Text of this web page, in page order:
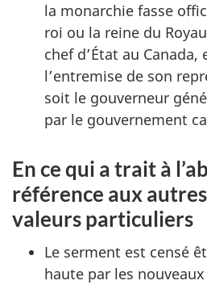
la monarchie fasse
roi ou la reine du
chef d’État au
l’entremise de son
soit le gouverneur
par le gouvernement
En ce qui a trait à
référence aux
valeurs particuliers
Le serment est censé
haute par les